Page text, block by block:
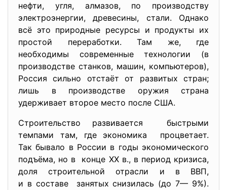
нефти, угля, алмазов, по производству
электроэнергии, древесины, стали. Однако
всё это природные ресурсы и продукты их
простой переработки. Там же, где
необходимы современные технологии (в
производстве станков, машин, компьютеров),
Россия сильно отстаёт от развитых стран;
лишь в производстве оружия страна
удерживает второе место после США.
Строительство развивается быстрыми
темпами там, где экономика процветает.
Так бывало в России в годы экономического
подъёма, но в конце XX в., в период кризиса,
доля строительной отрасли и в ВВП,
и в составе занятых снизилась (до 7— 9%).